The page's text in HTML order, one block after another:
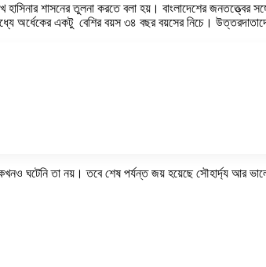
হাসিনার শাসনের তুলনা করতে বলা হয়। বাংলাদেশের
অর্ধেকের একটু বেশির বয়স ৩৪ বছর বয়সের নিচে।
কখনও ঘটেনি তা নয়। তবে শেষ পর্যন্ত জয় হয়েছে সৌহার্দ্য